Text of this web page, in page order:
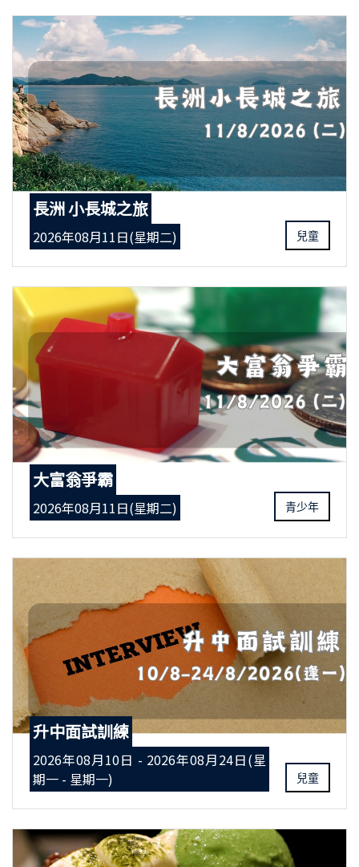
長洲 小長城之旅
2026年08月11日(星期二) 兒童
大富翁爭霸
2026年08月11日(星期二) 青少年
升中面試訓練
2026年08月10日 - 2026年08月24日(星
期一 - 星期一)
兒童